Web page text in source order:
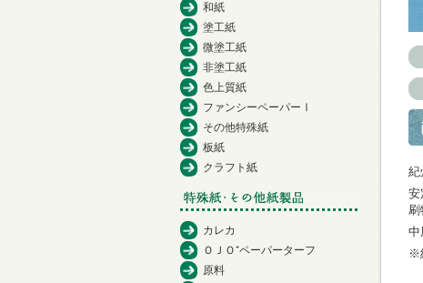
安
中
※
和紙
塗工紙
微塗工紙
非塗工紙
色上質紙
ファンシーペーパーⅠ
その他特殊紙
板紙
クラフト紙
カレカ
ＯＪＯ⁺ペーパーターフ
原料